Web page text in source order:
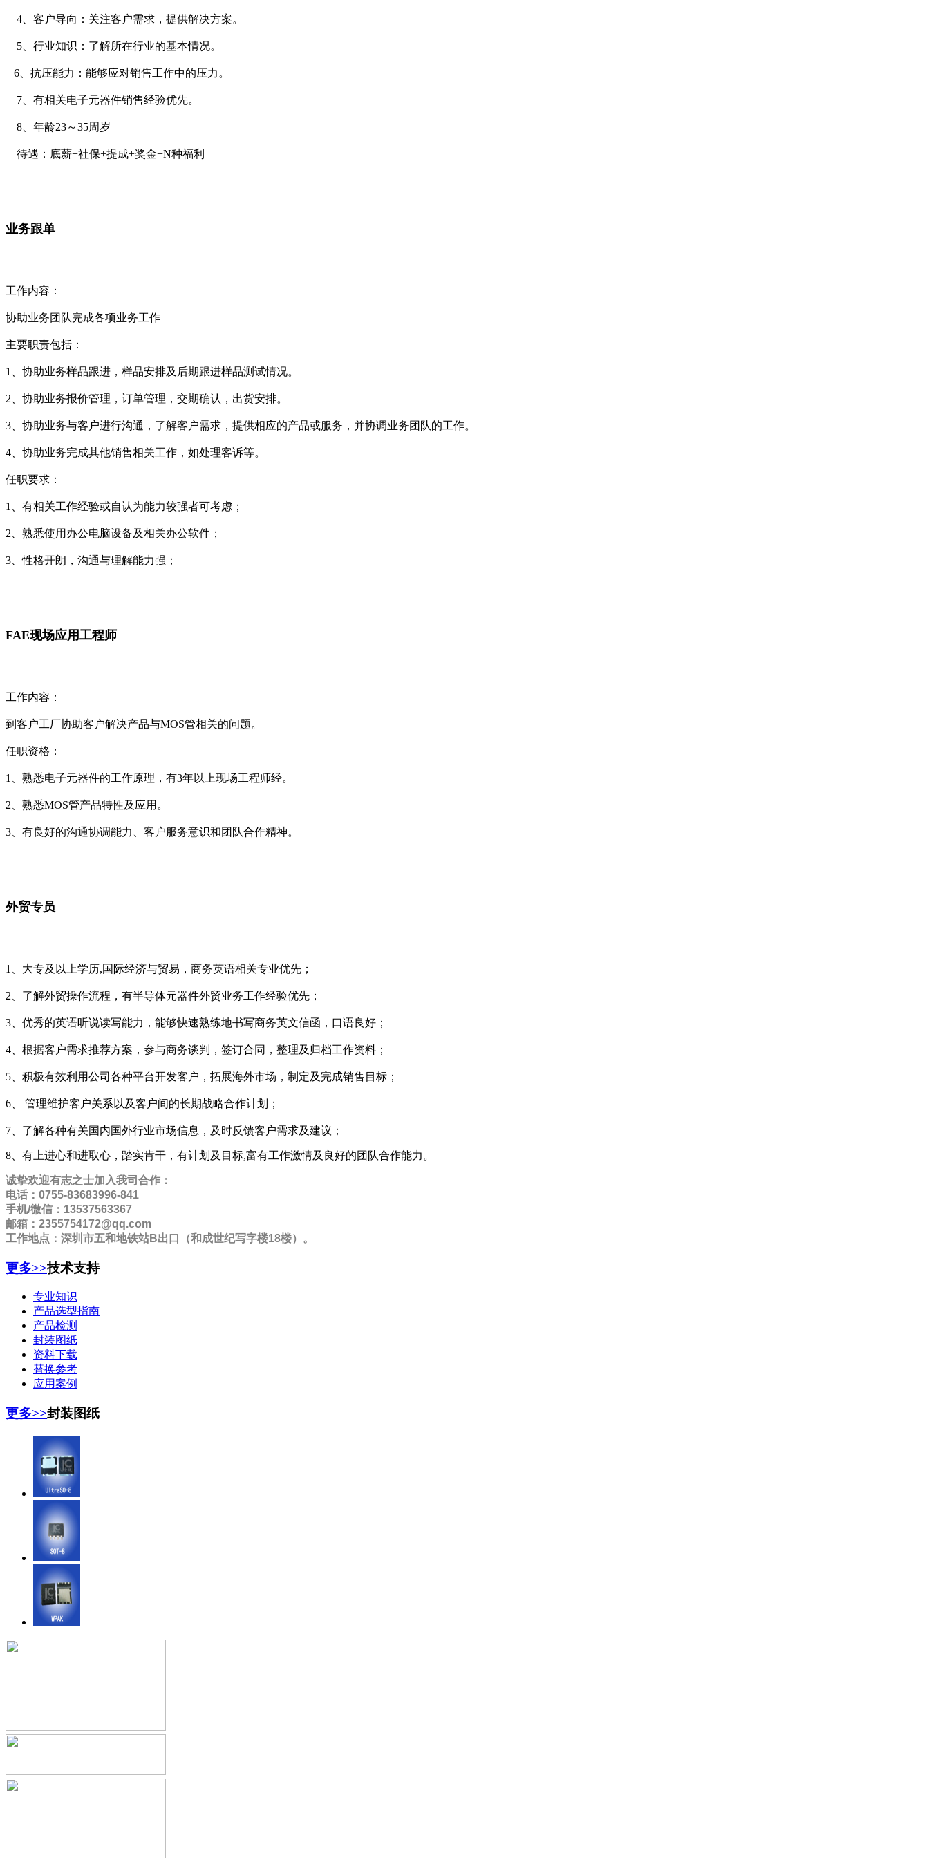
4、客户导向：关注客户需求，提供解决方案。
5、行业知识：了解所在行业的基本情况。
6、抗压能力：能够应对销售工作中的压力。
7、有相关电子元器件销售经验优先。
8、年龄23～35周岁
待遇：底薪+社保+提成+奖金+N种福利
业务跟单
工作内容：
协助业务团队完成各项业务工作
主要职责包括：
1、协助业务样品跟进，样品安排及后期跟进样品测试情况。
2、协助业务报价管理，订单管理，交期确认，出货安排。
3、协助业务与客户进行沟通，了解客户需求，提供相应的产品或服务，并协调业务团队的工作。
4、协助业务完成其他销售相关工作，如处理客诉等。
任职要求：
1、有相关工作经验或自认为能力较强者可考虑；
2、熟悉使用办公电脑设备及相关办公软件；
3、性格开朗，沟通与理解能力强；
FAE现场应用工程师
工作内容：
到客户工厂协助客户解决产品与MOS管相关的问题。
任职资格：
1、熟悉电子元器件的工作原理，有3年以上现场工程师经。
2、熟悉MOS管产品特性及应用。
3、有良好的沟通协调能力、客户服务意识和团队合作精神。
外贸专员
1、大专及以上学历,国际经济与贸易，商务英语相关专业优先；
2、了解外贸操作流程，有半导体元器件外贸业务工作经验优先；
3、优秀的英语听说读写能力，能够快速熟练地书写商务英文信函，口语良好；
4、根据客户需求推荐方案，参与商务谈判，签订合同，整理及归档工作资料；
5、积极有效利用公司各种平台开发客户，拓展海外市场，制定及完成销售目标；
6、 管理维护客户关系以及客户间的长期战略合作计划；
7、了解各种有关国内国外行业市场信息，及时反馈客户需求及建议；
8、有上进心和进取心，踏实肯干，有计划及目标,富有工作激情及良好的团队合作能力。
诚挚欢迎有志之士加入我司合作：
电话：0755-83683996-841
手机/微信：13537563367
邮箱：2355754172@qq.com
工作地点：深圳市五和地铁站B出口（和成世纪写字楼18楼）。
更多>>技术支持
专业知识
产品选型指南
产品检测
封装图纸
资料下载
替换参考
应用案例
更多>>封装图纸